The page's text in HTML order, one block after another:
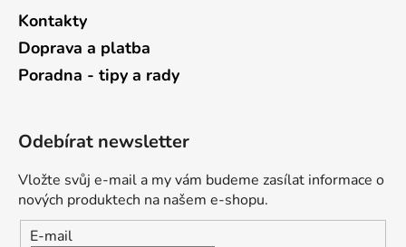
Kontakty
Doprava a platba
Poradna - tipy a rady
Odebírat newsletter
Vložte svůj e-mail a my vám budeme zasílat informace o
nových produktech na našem e-shopu.
E-mail